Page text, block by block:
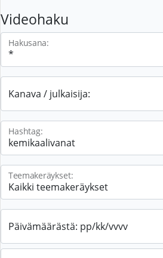
Videohaku
Hakusana:
Kanava / julkaisija:
Hashtag:
Teemakeräykset:
Päivämäärästä: pp/kk/vvvv